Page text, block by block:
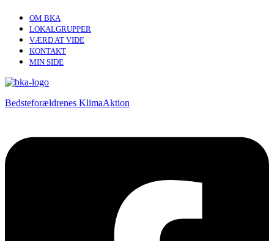
OM BKA
LOKALGRUPPER
VÆRD AT VIDE
KONTAKT
MIN SIDE
Bedsteforældrenes KlimaAktion​